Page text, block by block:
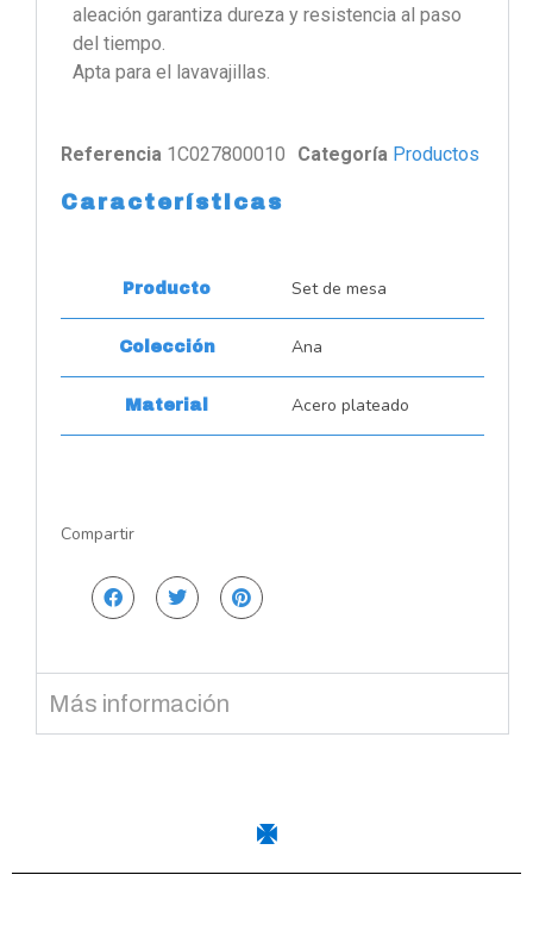
aleación garantiza dureza y resistencia al paso
del tiempo.
Apta para el lavavajillas.
Referencia 1C027800010 Categoría Productos
Características
Producto Set de mesa
Colección Ana
Material Acero plateado
Compartir
Más información